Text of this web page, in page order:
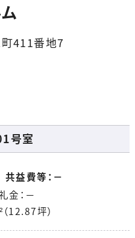
411番地7
号室
共益費等：－
金：－
12.87坪）